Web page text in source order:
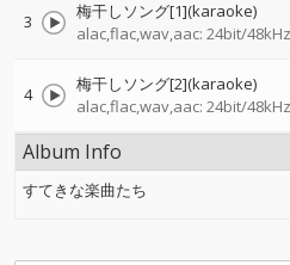
3
梅干しソング[1](karaoke)
alac,flac,wav,aac: 24bit/48kHz
4
梅干しソング[2](karaoke)
alac,flac,wav,aac: 24bit/48kHz
Album Info
すてきな楽曲たち